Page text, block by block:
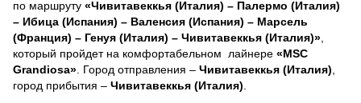
по маршруту «Чивитавеккья (Италия) – Палермо (Италия)
– Ибица (Испания) – Валенсия (Испания) – Марсель
(Франция) – Генуя (Италия) – Чивитавеккья (Италия)»
который пройдет на комфортабельном лайнере «MSC
Grandiosa» . Город отправления – Чивитавеккья (Италия)
город прибытия – Чивитавеккья (Италия)